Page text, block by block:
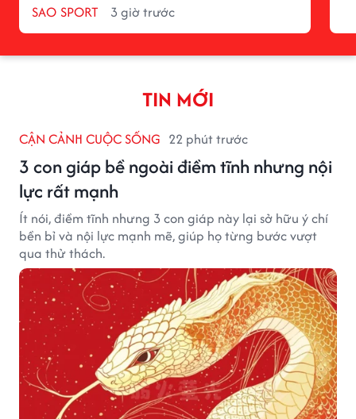
SAO SPORT 3 giờ trước
TIN MỚI
CẬN CẢNH CUỘC SỐNG 22 phút trước
3 con giáp bề ngoài điềm tĩnh nhưng nội
lực rất mạnh
Ít nói, điềm tĩnh nhưng 3 con giáp này lại sở hữu ý chí
bền bỉ và nội lực mạnh mẽ, giúp họ từng bước vượt
qua thử thách.